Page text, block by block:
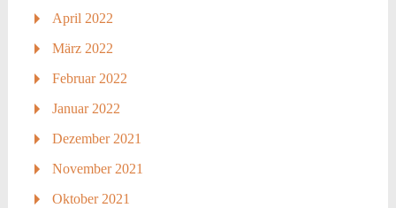
April 2022
März 2022
Februar 2022
Januar 2022
Dezember 2021
November 2021
Oktober 2021